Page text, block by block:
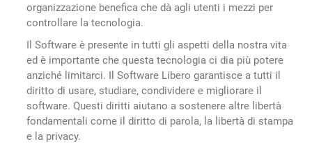
organizzazione benefica che dà agli utenti i mezzi per
controllare la tecnologia.
Il Software è presente in tutti gli aspetti della nostra vita
ed è importante che questa tecnologia ci dia più potere
anziché limitarci. Il Software Libero garantisce a tutti il
diritto di usare, studiare, condividere e migliorare il
software. Questi diritti aiutano a sostenere altre libertà
fondamentali come il diritto di parola, la libertà di stampa
e la privacy.